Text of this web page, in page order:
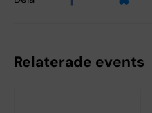
Relaterade events